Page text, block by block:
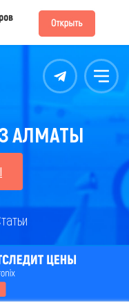
Контакты Меню
АЛМАТЫ